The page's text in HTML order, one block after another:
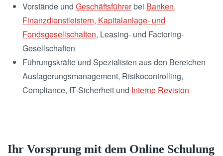
Vorstände und Geschäftsführerbei Banken,
Finanzdienstleistern, Kapitalanlage- und
Fondsgesellschaften, Leasing- und Factoring-
Gesellschaften
Führungskräfte und Spezialisten aus den Bereichen
Auslagerungsmanagement, Risikocontrolling,
Compliance, IT-Sicherheit und Interne Revision
Ihr Vorsprung mit dem Online Schulung